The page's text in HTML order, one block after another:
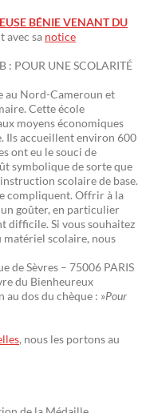
BÉNIE VENANT DU
avec sa notice
: POUR UNE SCOLARITÉ
au Nord-Cameroun et
Cette école
moyens économiques
Ils accueillent environ 600
ont eu le souci de
symbolique de sorte que
scolaire de base.
compliquent. Offrir à la
goûter, en particulier
difficile. Si vous souhaitez
matériel scolaire, nous
de Sèvres – 75006 PARIS
du Bienheureux
dos du chèque : »Pour
, nous les portons au